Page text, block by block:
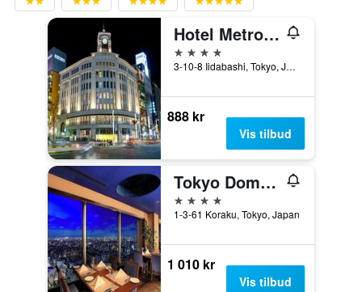
Hotel Metropolitan Edmont Tokyo
4 stjerner
3-10-8 Iidabashi, Tokyo, Japan
888 kr
Vis tilbud
Tokyo Dome Hotel
4 stjerner
1-3-61 Koraku, Tokyo, Japan
1 010 kr
Vis tilbud